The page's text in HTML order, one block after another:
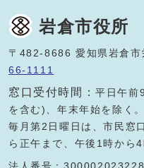
岩倉市役所
〒482-8686 愛知県岩倉
66-1111
窓口受付時間：平日午前
を含む)、年末年始を除く。
毎月第2日曜日は、市民窓
ら正午まで、午後1時から